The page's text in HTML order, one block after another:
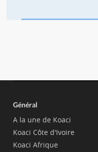
Général
A la une de Koaci
Koaci Côte d'Ivoire
Koaci Afrique